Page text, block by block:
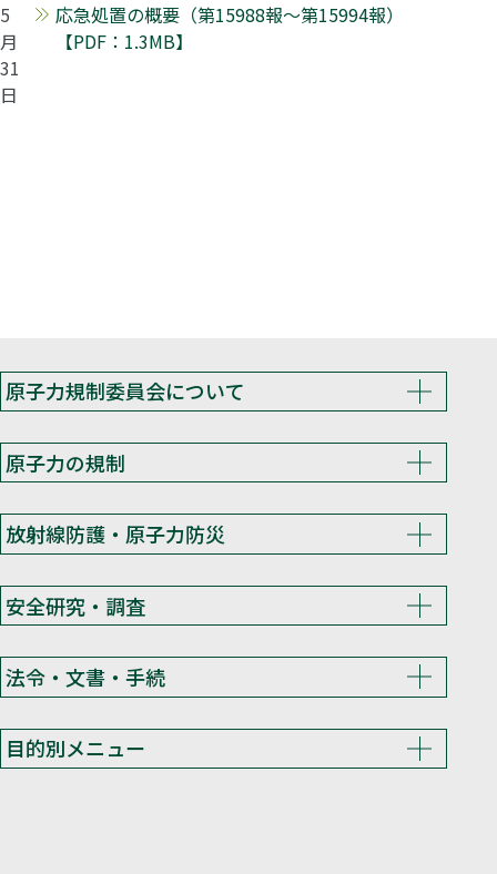
5
月
31
日
応急処置の概要（第15988報～第15994報）
【PDF：1.3MB】
原子力規制委員会について
原子力の規制
放射線防護・原子力防災
安全研究・調査
法令・文書・手続
目的別メニュー